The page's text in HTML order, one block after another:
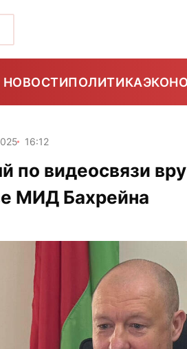
НОВОСТИПОЛИТИКА
16:12
по видеосвязи
МИД Бахрейна